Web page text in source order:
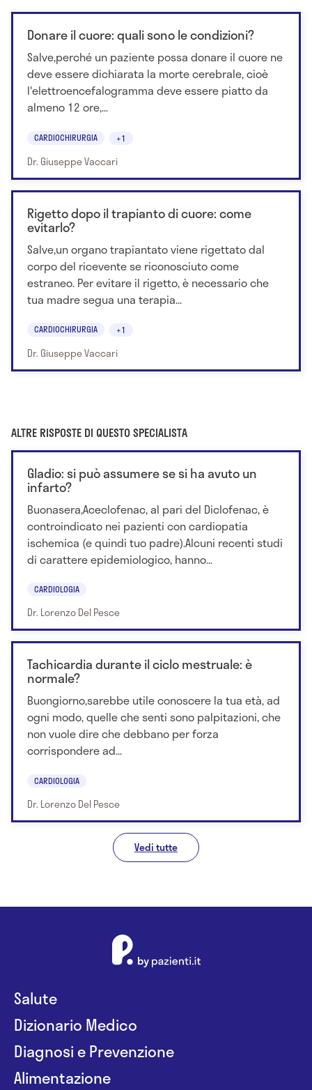
Donare il cuore: quali sono le condizioni?
Salve,perché un paziente possa donare il cuore ne
deve essere dichiarata la morte cerebrale, cioè
l'elettroencefalogramma deve essere piatto da
almeno 12 ore,...
CARDIOCHIRURGIA +1
Dr. Giuseppe Vaccari
Rigetto dopo il trapianto di cuore: come
evitarlo?
Salve,un organo trapiantato viene rigettato dal
corpo del ricevente se riconosciuto come
estraneo. Per evitare il rigetto, è necessario che
tua madre segua una terapia...
CARDIOCHIRURGIA +1
Dr. Giuseppe Vaccari
ALTRE RISPOSTE DI QUESTO SPECIALISTA
Gladio: si può assumere se si ha avuto un
infarto?
Buonasera,Aceclofenac, al pari del Diclofenac, è
controindicato nei pazienti con cardiopatia
ischemica (e quindi tuo padre).Alcuni recenti studi
di carattere epidemiologico, hanno...
CARDIOLOGIA
Dr. Lorenzo Del Pesce
Tachicardia durante il ciclo mestruale: è
normale?
Buongiorno,sarebbe utile conoscere la tua età, ad
ogni modo, quelle che senti sono palpitazioni, che
non vuole dire che debbano per forza
corrispondere ad...
CARDIOLOGIA
Dr. Lorenzo Del Pesce
Vedi tutte
Salute
Dizionario Medico
Diagnosi e Prevenzione
Alimentazione